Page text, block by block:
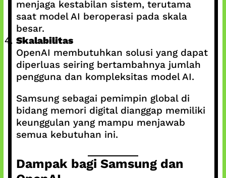
menjaga kestabilan sistem, terutama
saat model AI beroperasi pada skala
besar.
Skalabilitas
OpenAI membutuhkan solusi yang dapat
diperluas seiring bertambahnya jumlah
pengguna dan kompleksitas model AI.
Samsung sebagai pemimpin global di
bidang memori digital dianggap memiliki
keunggulan yang mampu menjawab
semua kebutuhan ini.
Dampak bagi Samsung dan